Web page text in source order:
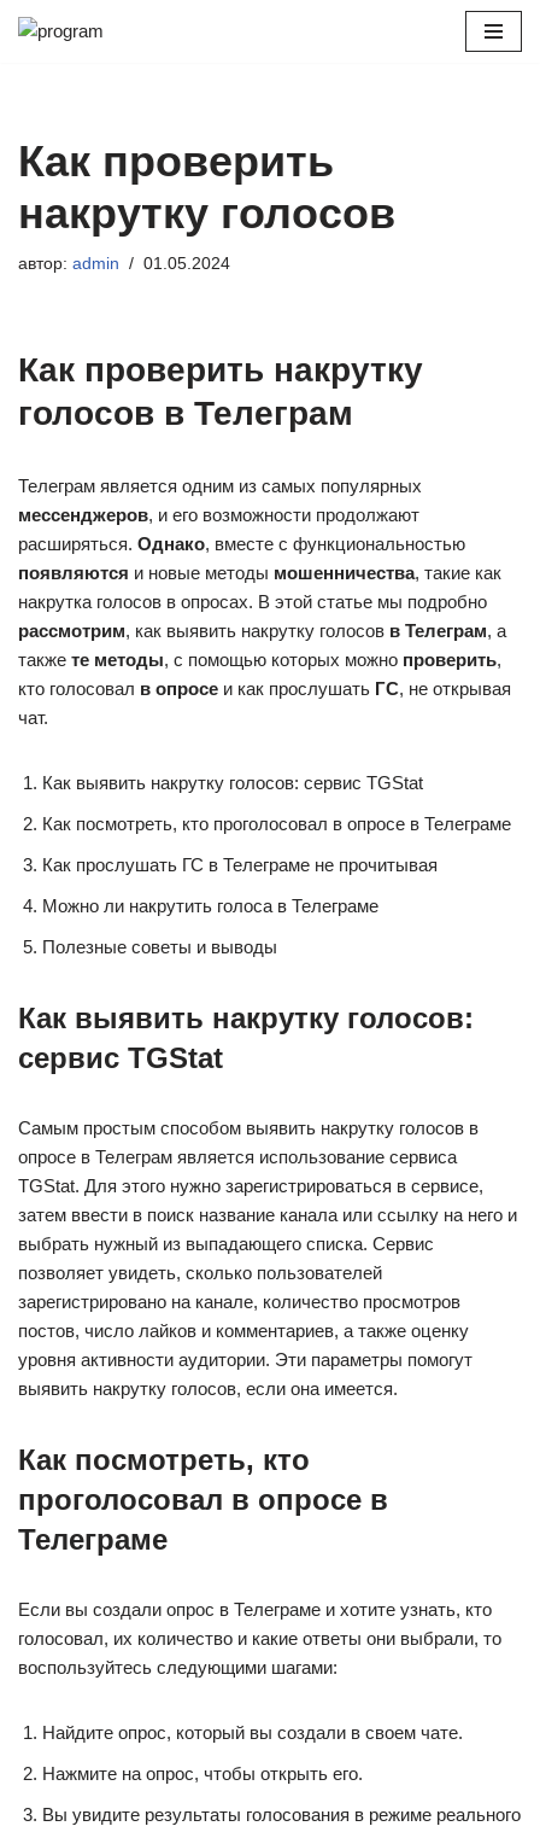
Как проверить
накрутку голосов
автор: admin 01.05.2024
Как проверить накрутку
голосов в Телеграм
Телеграм является одним из самых популярных
мессенджеров, и его возможности продолжают
расширяться. Однако, вместе с функциональностью
появляются и новые методы мошенничества, такие как
накрутка голосов в опросах. В этой статье мы подробно
рассмотрим, как выявить накрутку голосов в Телеграм, а
также те методы, с помощью которых можно проверить,
кто голосовал в опросе и как прослушать ГС, не открывая
чат.
Как выявить накрутку голосов: сервис TGStat
Как посмотреть, кто проголосовал в опросе в Телеграме
Как прослушать ГС в Телеграме не прочитывая
Можно ли накрутить голоса в Телеграме
Полезные советы и выводы
Как выявить накрутку голосов:
сервис TGStat
Самым простым способом выявить накрутку голосов в
опросе в Телеграм является использование сервиса
TGStat. Для этого нужно зарегистрироваться в сервисе,
затем ввести в поиск название канала или ссылку на него и
выбрать нужный из выпадающего списка. Сервис
позволяет увидеть, сколько пользователей
зарегистрировано на канале, количество просмотров
постов, число лайков и комментариев, а также оценку
уровня активности аудитории. Эти параметры помогут
выявить накрутку голосов, если она имеется.
Как посмотреть, кто
проголосовал в опросе в
Телеграме
Если вы создали опрос в Телеграме и хотите узнать, кто
голосовал, их количество и какие ответы они выбрали, то
воспользуйтесь следующими шагами:
Найдите опрос, который вы создали в своем чате.
Нажмите на опрос, чтобы открыть его.
Вы увидите результаты голосования в режиме реального